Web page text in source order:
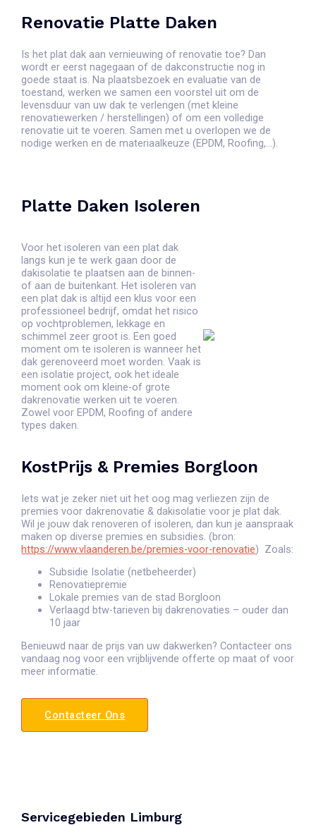
Renovatie Platte Daken
Is het plat dak aan vernieuwing of renovatie toe? Dan
wordt er eerst nagegaan of de dakconstructie nog in
goede staat is. Na plaatsbezoek en evaluatie van de
toestand, werken we samen een voorstel uit om de
levensduur van uw dak te verlengen (met kleine
renovatiewerken / herstellingen) of om een volledige
renovatie uit te voeren. Samen met u overlopen we de
nodige werken en de materiaalkeuze (EPDM, Roofing,…).
Platte Daken Isoleren
Voor het isoleren van een plat dak
langs kun je te werk gaan door de
dakisolatie te plaatsen aan de binnen-
of aan de buitenkant. Het isoleren van
een plat dak is altijd een klus voor een
professioneel bedrijf, omdat het risico
op vochtproblemen, lekkage en
schimmel zeer groot is. Een goed
moment om te isoleren is wanneer het
dak gerenoveerd moet worden. Vaak is
een isolatie project, ook het ideale
moment ook om kleine-of grote
dakrenovatie werken uit te voeren.
Zowel voor EPDM, Roofing of andere
types daken.
KostPrijs & Premies Borgloon
Iets wat je zeker niet uit het oog mag verliezen zijn de
premies voor dakrenovatie & dakisolatie voor je plat dak.
Wil je jouw dak renoveren of isoleren, dan kun je aanspraak
maken op diverse premies en subsidies. (bron:
https://www.vlaanderen.be/premies-voor-renovatie) Zoals:
Subsidie Isolatie (netbeheerder)
Renovatiepremie
Lokale premies van de stad Borgloon
Verlaagd btw-tarieven bij dakrenovaties – ouder dan
10 jaar
Benieuwd naar de prijs van uw dakwerken? Contacteer ons
vandaag nog voor een vrijblijvende offerte op maat of voor
meer informatie.
Contacteer Ons
Servicegebieden Limburg